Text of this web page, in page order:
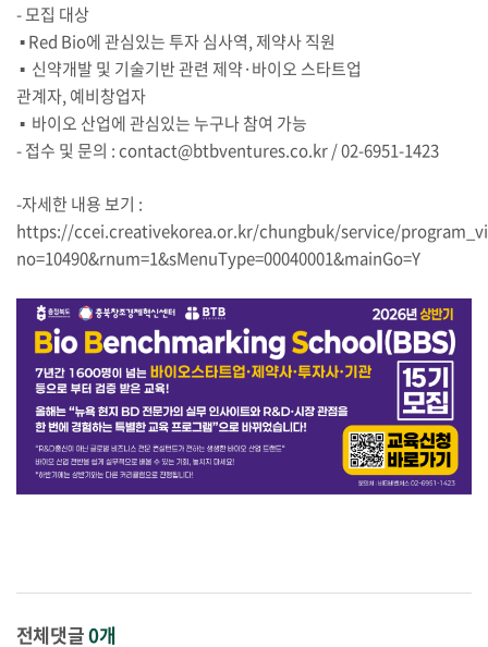
-모집 대상
▪Red Bio에 관심있는 투자 심사역, 제약사 직원
▪ 신약개발 및 기술기반 관련 제약·바이오 스타트업
관계자, 예비창업자
▪ 바이오 산업에 관심있는 누구나 참여 가능
-접수 및 문의 : contact@btbventures.co.kr / 02-6951-1423
-자세한 내용 보기 :
https://ccei.creativekorea.or.kr/chungbuk/service/
no=10490&rnum=1&sMenuType=00040001&mainGo=Y
전체댓글0개